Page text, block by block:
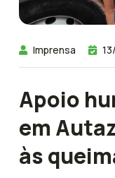
Imprensa
Apoio
em
às